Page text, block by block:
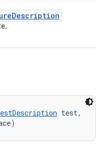
Description
test,